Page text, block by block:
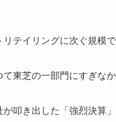
リテイリングに次ぐ規模
て東芝の一部門にすぎな
が叩き出した「強烈決算